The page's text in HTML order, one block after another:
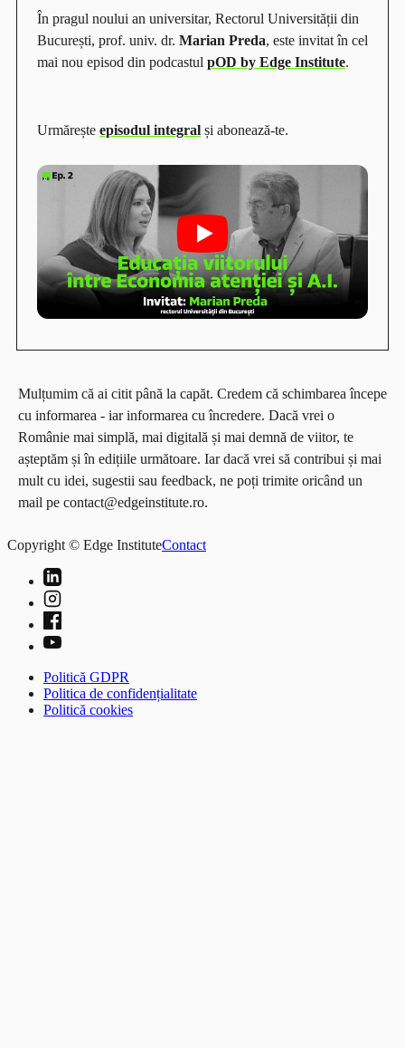
În pragul noului an universitar, Rectorul Universității din
București, prof. univ. dr. Marian Preda, este invitat în cel
mai nou episod din podcastul pOD by Edge Institute.
Urmărește episodul integral și abonează-te.
Mulțumim că ai citit până la capăt. Credem că schimbarea începe
cu informarea - iar informarea cu încredere. Dacă vrei o
Românie mai simplă, mai digitală și mai demnă de viitor, te
așteptăm și în edițiile următoare. Iar dacă vrei să contribui și mai
mult cu idei, sugestii sau feedback, ne poți trimite oricând un
mail pe contact@edgeinstitute.ro.
Copyright © Edge InstituteContact
Politică GDPR
Politica de confidențialitate
Politică cookies